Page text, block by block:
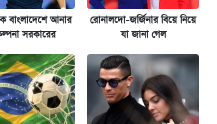
বাংলাদেশে আনার
সরকারের
রোনালদো-জর্জিনার বিয়ে নিয়ে
যা জানা গেল